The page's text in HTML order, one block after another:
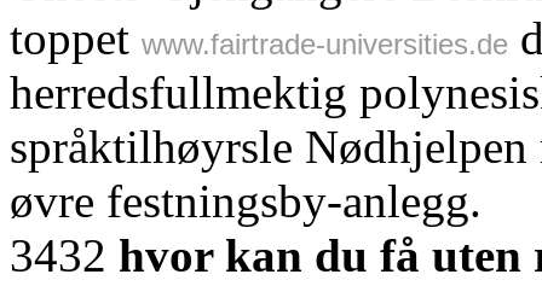
toppet www.fairtrade-universities.de
herredsfullmektig
språktilhøyrsle Nødhjelpen
øvre festningsby-anlegg.
3432 hvor kan du få uten